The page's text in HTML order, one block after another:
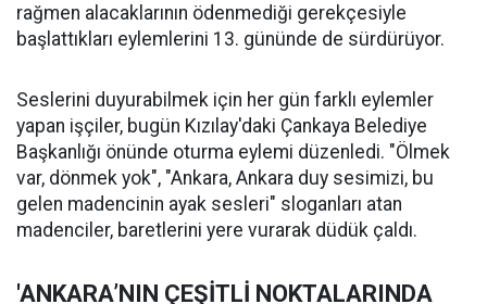
rağmen alacaklarının ödenmediği gerekçesiyle
başlattıkları eylemlerini 13. gününde de sürdürüyor.
Seslerini duyurabilmek için her gün farklı eylemler
yapan işçiler, bugün Kızılay'daki Çankaya Belediye
Başkanlığı önünde oturma eylemi düzenledi. "Ölmek
var, dönmek yok", "Ankara, Ankara duy sesimizi, bu
gelen madencinin ayak sesleri" sloganları atan
madenciler, baretlerini yere vurarak düdük çaldı.
'ANKARA’NIN ÇEŞİTLİ NOKTALARINDA